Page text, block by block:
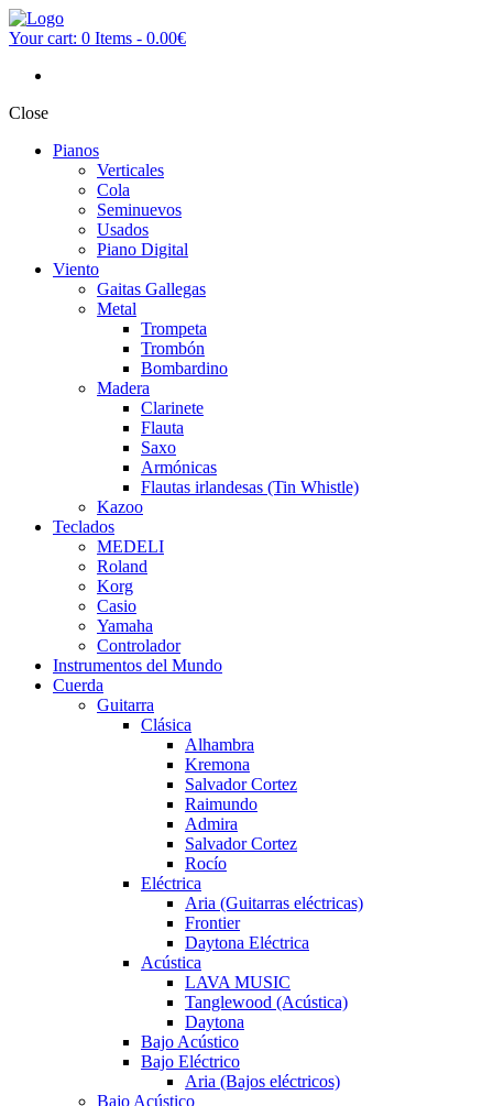
Your cart: 0 Items - 0.00€
Close
Pianos
Verticales
Cola
Seminuevos
Usados
Piano Digital
Viento
Gaitas Gallegas
Metal
Trompeta
Trombón
Bombardino
Madera
Clarinete
Flauta
Saxo
Armónicas
Flautas irlandesas (Tin Whistle)
Kazoo
Teclados
MEDELI
Roland
Korg
Casio
Yamaha
Controlador
Instrumentos del Mundo
Cuerda
Guitarra
Clásica
Alhambra
Kremona
Salvador Cortez
Raimundo
Admira
Salvador Cortez
Rocío
Eléctrica
Aria (Guitarras eléctricas)
Frontier
Daytona Eléctrica
Acústica
LAVA MUSIC
Tanglewood (Acústica)
Daytona
Bajo Acústico
Bajo Eléctrico
Aria (Bajos eléctricos)
Bajo Acústico